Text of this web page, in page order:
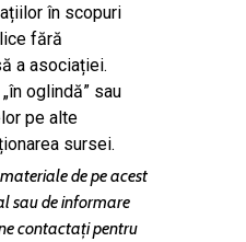
în scopuri
fără
a asociației.
oglindă” sau
pe alte
sursei.
de pe acest
sau de informare
contactați pentru